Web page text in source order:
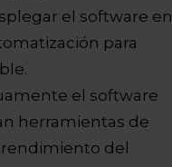
el software en
para
el software
herramientas de
del